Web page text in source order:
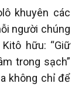
khuyên các
người chúng
hữu: “Giữ
trong sạch”
không chỉ để